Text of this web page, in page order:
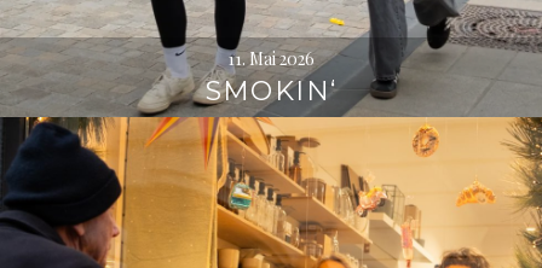
11. Mai 2026
SMOKIN‘